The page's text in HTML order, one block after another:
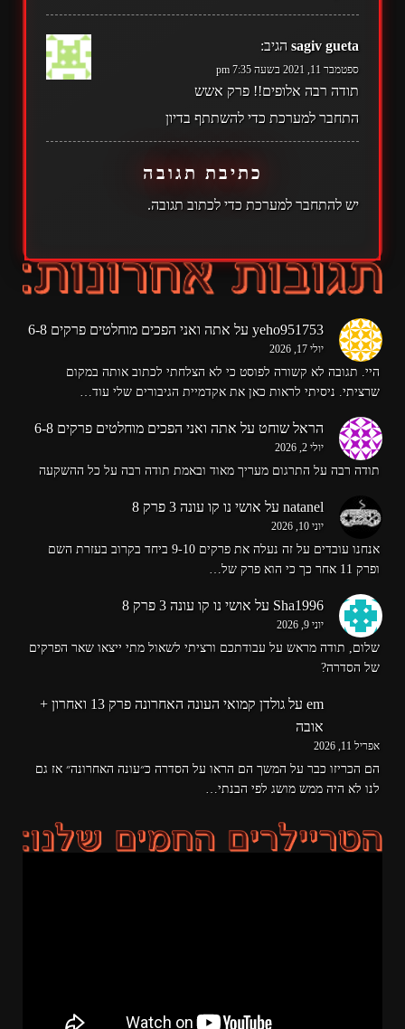
sagiv gueta הגיב:
ספטמבר 11, 2021 בשעה 7:35 pm
תודה רבה אלופים!! פרק אשש
התחבר למערכת כדי להשתתף בדיון
כתיבת תגובה
יש להתחבר למערכת כדי לכתוב תגובה.
yeho951753 על אתה ואני הפכים מוחלטים פרקים 6-8
יולי 17, 2026
היי. תגובה לא קשורה לפוסט כי לא הצלחתי לכתוב אותה במקום
שרציתי. ניסיתי לראות כאן את אקדמיית הגיבורים שלי עוד…
הראל שוחט על אתה ואני הפכים מוחלטים פרקים 6-8
יולי 2, 2026
תודה רבה על התרגום מעריך מאוד ובאמת תודה רבה על כל ההשקעה
natanel על אושי נו קו עונה 3 פרק 8
יוני 10, 2026
אנחנו עובדים על זה נעלה את פרקים 9-10 ביחד בקרוב בעזרת השם
ופרק 11 אחר כך כי הוא פרק של…
Sha1996 על אושי נו קו עונה 3 פרק 8
יוני 9, 2026
שלום, תודה מראש על עבודתכם ורציתי לשאול מתי ייצאו שאר הפרקים
של הסדרה?
em על
גולדן קמואי העונה האחרונה פרק 13 ואחרון +
אובה
אפריל 11, 2026
הם הכריזו כבר על המשך הם הראו על הסדרה כ״עונה האחרונה״ אז גם
לנו לא היה ממש מושג לפי הבנתי…